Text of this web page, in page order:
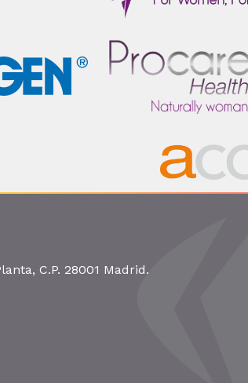
C.P. 28001 Madrid.